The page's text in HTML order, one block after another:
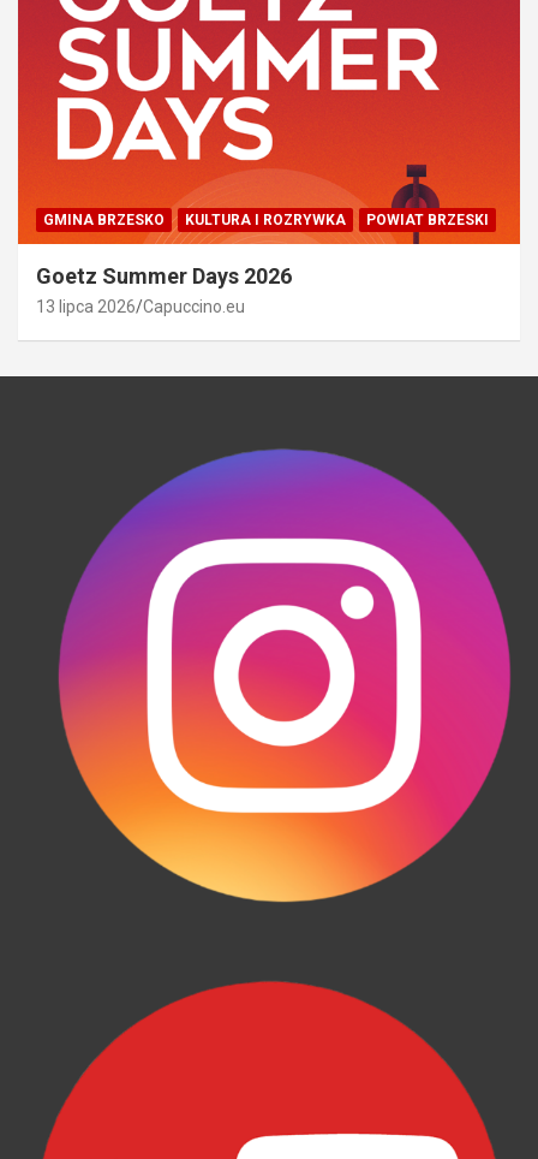
GMINA BRZESKO KULTURA I ROZRYWKA POWIAT BRZESKI
Goetz Summer Days 2026
13 lipca 2026 Capuccino.eu